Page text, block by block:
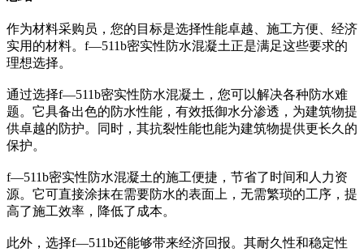
作为材料采购员，您的目标是选择性能卓越、施工方便、经济
实用的材料。f—511b密实性防水混凝土正是满足这些要求的
理想选择。
通过选择f—511b密实性防水混凝土，您可以解决各种防水难
题。它具备出色的防水性能，有效抵御水分渗透，为建筑物提
供卓越的防护。同时，其抗裂性能也能为建筑物提供更长久的
保护。
f—511b密实性防水混凝土的施工便捷，节省了时间和人力资
源。它可直接涂抹在需要防水的表面上，无需繁琐的工序，提
高了施工效率，降低了成本。
此外，选择f—511b还能够带来经济回报。其耐久性和稳定性